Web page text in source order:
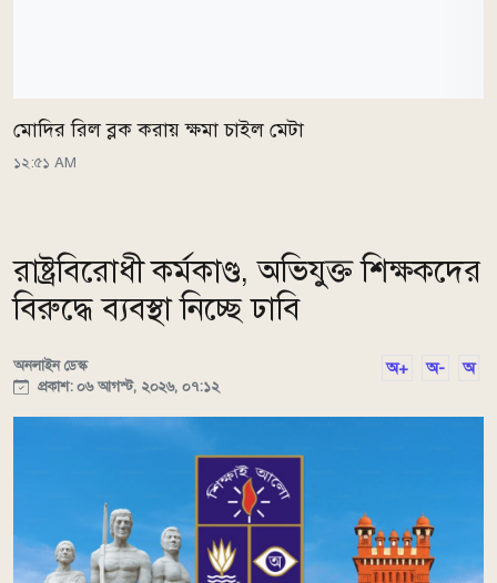
মোদির রিল ব্লক করায় ক্ষমা চাইল মেটা
১২:৫১ AM
রাষ্ট্রবিরোধী কর্মকাণ্ড, অভিযুক্ত শিক্ষকদের
বিরুদ্ধে ব্যবস্থা নিচ্ছে ঢাবি
অনলাইন ডেস্ক
প্রকাশ: ০৬ আগস্ট, ২০২৬, ০৭:১২
অ+ অ- অ